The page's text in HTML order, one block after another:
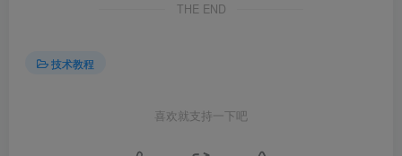
THE END
技术教程
喜欢就支持一下吧